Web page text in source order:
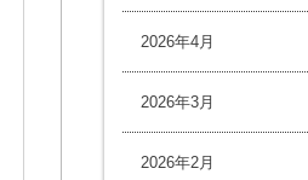
2026年4月
2026年3月
2026年2月